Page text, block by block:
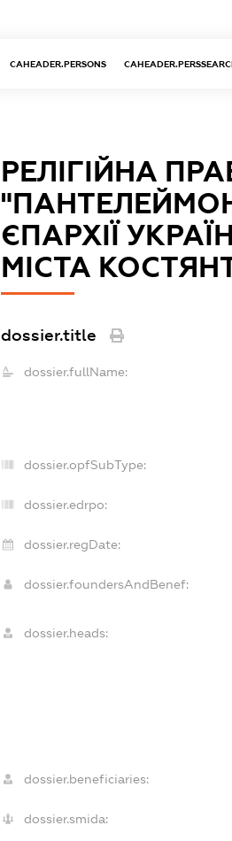
CAHEADER.PERSONS
РЕЛІГІЙНА
ЄПАРХІЇ
МІСТА
dossier.title
dossier.fullName:
dossier.opfSubType:
dossier.edrpo:
dossier.regDate:
dossier.foundersAndBenef:
dossier.heads:
dossier.beneficiaries:
dossier.smida: